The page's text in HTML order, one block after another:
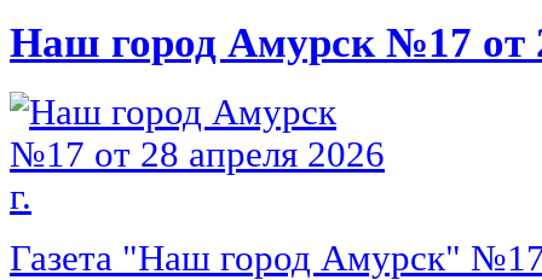
Наш город Амурск №17 от
Газета "Наш город Амурск" №17